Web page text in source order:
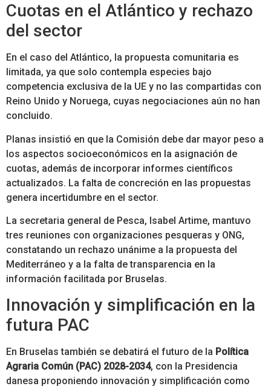
Cuotas en el Atlántico y rechazo
del sector
En el caso del Atlántico, la propuesta comunitaria es
limitada, ya que solo contempla especies bajo
competencia exclusiva de la UE y no las compartidas con
Reino Unido y Noruega, cuyas negociaciones aún no han
concluido.
Planas insistió en que la Comisión debe dar mayor peso a
los aspectos socioeconómicos en la asignación de
cuotas, además de incorporar informes científicos
actualizados. La falta de concreción en las propuestas
genera incertidumbre en el sector.
La secretaria general de Pesca, Isabel Artime, mantuvo
tres reuniones con organizaciones pesqueras y ONG,
constatando un rechazo unánime a la propuesta del
Mediterráneo y a la falta de transparencia en la
información facilitada por Bruselas.
Innovación y simplificación en la
futura PAC
En Bruselas también se debatirá el futuro de la Política
Agraria Común (PAC) 2028-2034, con la Presidencia
danesa proponiendo innovación y simplificación como